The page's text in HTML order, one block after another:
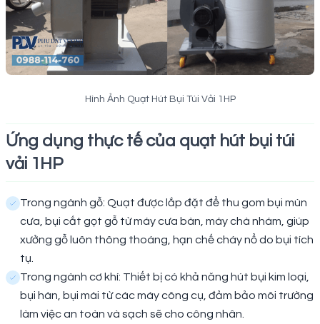
Hình Ảnh Quạt Hút Bụi Túi Vải 1HP
Ứng dụng thực tế của quạt hút bụi túi
vải 1HP
Trong ngành gỗ: Quạt được lắp đặt để thu gom bụi mùn
cưa, bụi cắt gọt gỗ từ máy cưa bàn, máy chà nhám, giúp
xưởng gỗ luôn thông thoáng, hạn chế cháy nổ do bụi tích
tụ.
Trong ngành cơ khí: Thiết bị có khả năng hút bụi kim loại,
bụi hàn, bụi mài từ các máy công cụ, đảm bảo môi trường
làm việc an toàn và sạch sẽ cho công nhân.